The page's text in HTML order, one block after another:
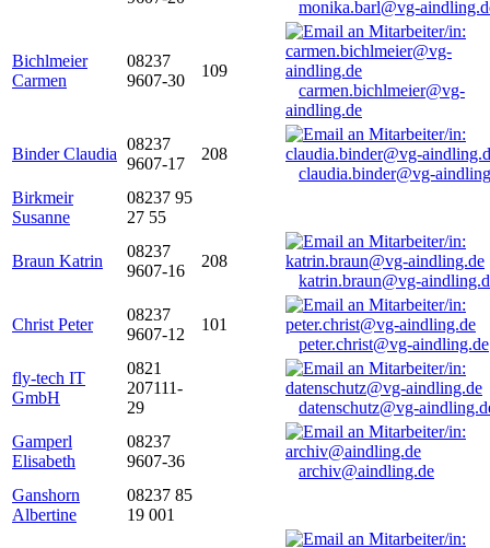
monika.barl@vg-
Bichlmeier
Carmen
08237
9607-30
109
carmen.bichlmeier@vg-
aindling.de
Binder Claudia
08237
9607-17
208
claudia.binder@vg-
Birkmeir
Susanne
08237 95
27 55
Braun Katrin
08237
9607-16
208
katrin.braun@vg-
Christ Peter
08237
9607-12
101
peter.christ@vg-aindling.de
fly-tech IT
GmbH
0821
207111-
29
datenschutz@vg-
Gamperl
Elisabeth
08237
9607-36
archiv@aindling.de
Ganshorn
Albertine
08237 85
19 001